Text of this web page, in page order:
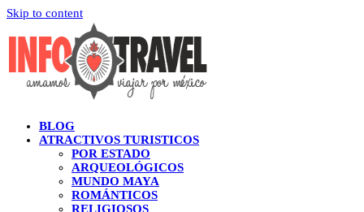
Skip to content
BLOG
ATRACTIVOS TURISTICOS
POR ESTADO
ARQUEOLÓGICOS
MUNDO MAYA
ROMÁNTICOS
RELIGIOSOS